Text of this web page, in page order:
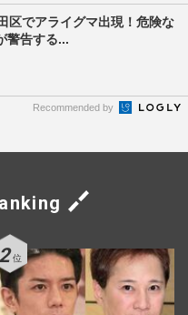
区でアライグマ出現！危険な
警告する...
Recommended by